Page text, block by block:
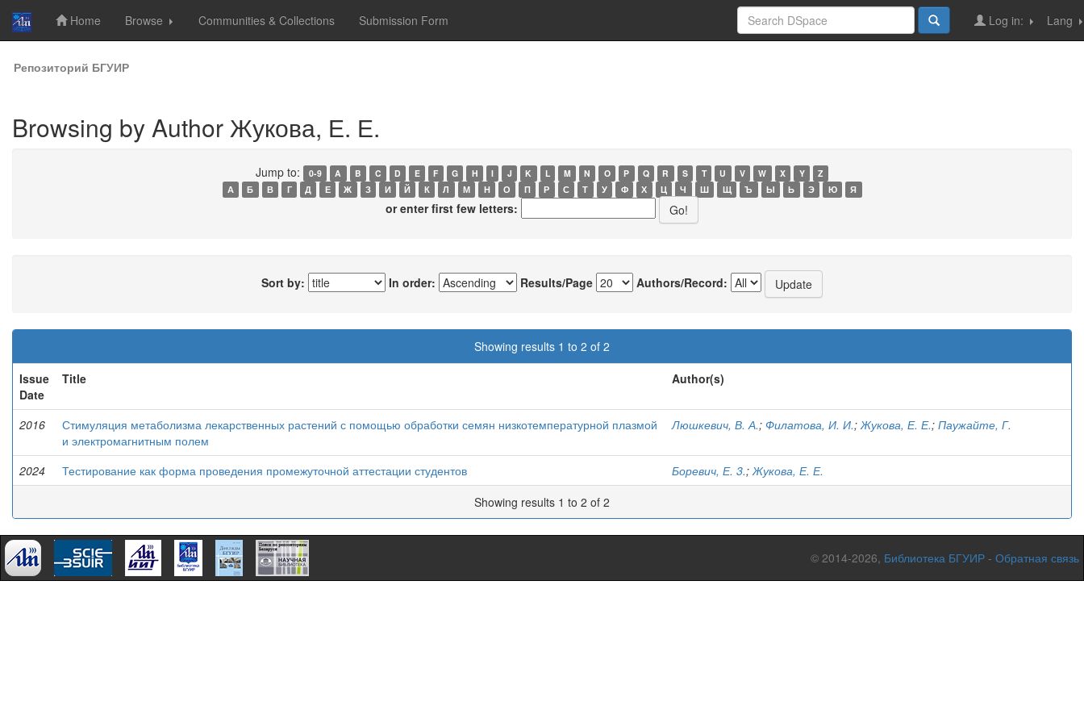
Skip
navigation
Home Browse Communities & Collections Submission Form Lang
Log in:
Репозиторий БГУИР
Browsing by Author Жукова, Е. Е.
Jump to: 0-9 A B C D E F G H I J K L M N O P Q R S T U V W X Y
Z
А
Б В Г Д Е Ж З И Й К Л М Н О П Р С Т У Ф Х Ц Ч Ш Щ Ъ Ы Ь Э Ю Я
or enter first few letters:
Sort by: In order: Results/Page Authors/Record:
Showing results 1 to 2 of 2
Issue
Date
Title Author(s)
2016
Стимуляция метаболизма лекарственных растений с помощью обработки семян низкотемпературной плазмой
и электромагнитным полем
Люшкевич, В. А.; Филатова, И. И.;Жукова, Е. Е.; Паужайте, Г.
2024 Тестирование как форма проведения промежуточной аттестации студентов Боревич, Е. 3.;Жукова, Е. Е.
Showing results 1 to 2 of 2
© 2014-2026, Библиотека БГУИР - Обратная связь